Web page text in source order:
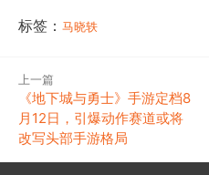
标签： 马晓轶
上一篇
《地下城与勇士》手游定档8
月12日，引爆动作赛道或将
改写头部手游格局